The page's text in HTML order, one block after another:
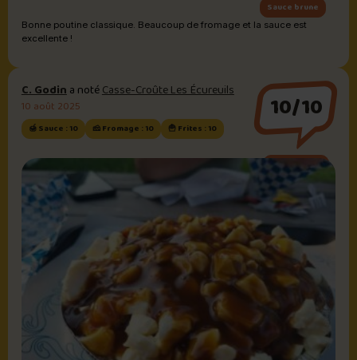
Sauce brune
Bonne poutine classique. Beaucoup de fromage et la sauce est
excellente !
C. Godina notéCasse-Croûte Les Écureuils
10 août 2025
🍯 Sauce : 10 🧀 Fromage : 10 🍟 Frites : 10
10/10
Sauce brune